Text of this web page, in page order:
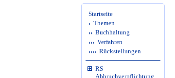
Startseite
› Themen
›› Buchhaltung
››› Verfahren
›››› Rückstellungen
RS
Abbruchverpflichtung